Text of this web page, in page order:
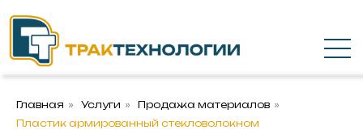
Главная » Услуги » Продажа материалов »
Пластик армированный стекловолокном